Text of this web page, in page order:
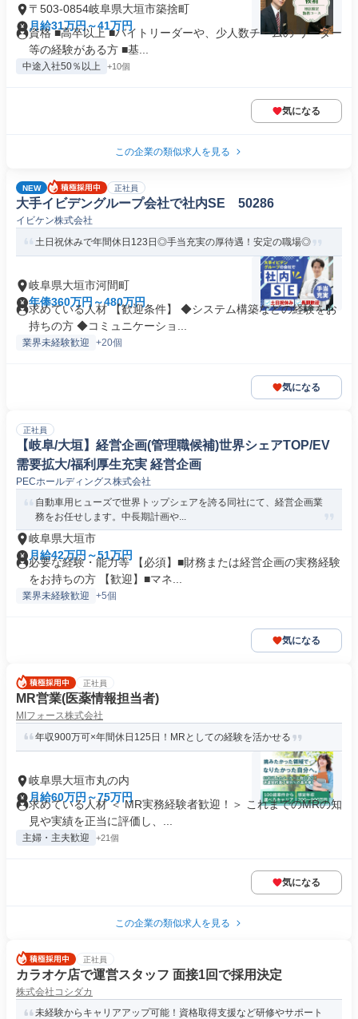
〒503-0854岐阜県大垣市築捨町
月給31万円～41万円
資格 ■高卒以上 ■バイトリーダーや、少人数チームの リーダー
等の経験がある方 ■基...
中途入社50％以上 +10個
気になる
この企業の類似求人を見る
NEW 正社員
大手イビデングループ会社で社内SE 50286
イビケン株式会社
土日祝休みで年間休日123日◎手当充実の厚待遇！安定の職場◎
岐阜県大垣市河間町
年俸360万円～480万円
求めている人材 【歓迎条件】 ◆システム構築などの経験をお
持ちの方 ◆コミュニケーショ...
業界未経験歓迎 +20個
気になる
正社員
【岐阜/大垣】経営企画(管理職候補)世界シェアTOP/EV
需要拡大/福利厚生充実 経営企画
PECホールディングス株式会社
自動車用ヒューズで世界トップシェアを誇る同社にて、経営企画業
務をお任せします。中長期計画や...
岐阜県大垣市
月給42万円～51万円
必要な経験・能力等 【必須】■財務または経営企画の実務経験
をお持ちの方 【歓迎】■マネ...
業界未経験歓迎 +5個
気になる
正社員
MR営業(医薬情報担当者)
MIフォース株式会社
年収900万可×年間休日125日！MRとしての経験を活かせる
岐阜県大垣市丸の内
月給60万円～75万円
求めている人材 ＜ MR実務経験者歓迎！＞ これまでのMRの知
見や実績を正当に評価し、...
主婦・主夫歓迎 +21個
気になる
この企業の類似求人を見る
正社員
カラオケ店で運営スタッフ 面接1回で採用決定
株式会社コシダカ
未経験からキャリアアップ可能！資格取得支援など研修やサポート